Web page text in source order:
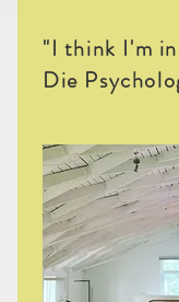
"I think I'm
Die